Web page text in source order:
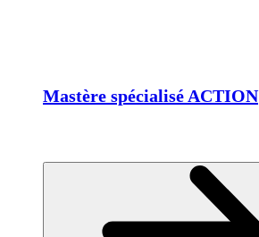
Mastère spécialisé ACTION